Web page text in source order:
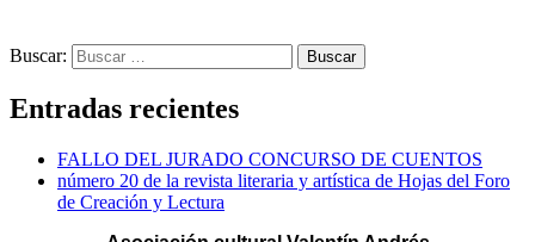
Buscar:
Entradas recientes
FALLO DEL JURADO CONCURSO DE CUENTOS
número 20 de la revista literaria y artística de Hojas del Foro
de Creación y Lectura